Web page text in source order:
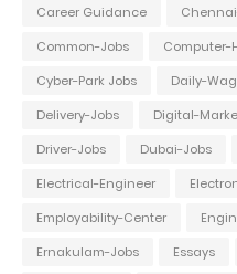
Career Guidance
Common-Jobs
Computer-
Cyber-Park Jobs
Daily-
Delivery-Jobs
Digital-
Driver-Jobs
Dubai-Jobs
Electrical-Engineer
Employability-Center
Ernakulam-Jobs
Essays